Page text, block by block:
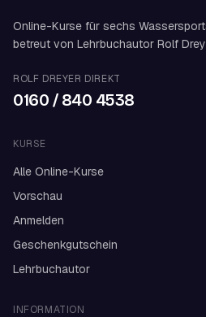
Online-Kurse für sechs
betreut von Lehrbuchautor Rolf
ROLF DREYER DIREKT
0160 / 840 4538
KURSE
Alle Online-Kurse
Vorschau
Anmelden
Geschenkgutschein
Lehrbuchautor
INFORMATION